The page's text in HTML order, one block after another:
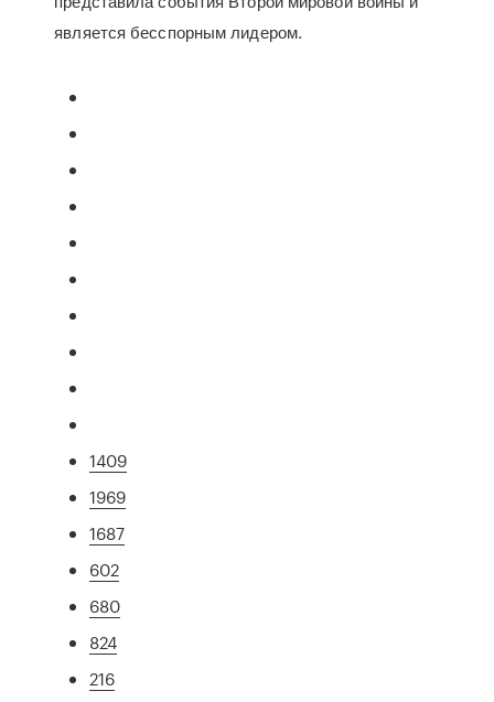
является бесспорным лидером.
1409
1969
1687
602
680
824
216